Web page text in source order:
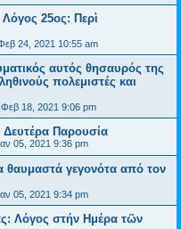
25ος: Περὶ
24, 2021 10:55 am
αυτός θησαυρός της
πολεμιστές και
18, 2021 9:06 pm
Δευτέρα Παρουσία
05, 2021 9:36 pm
θαυμαστά γεγονότα από τον
05, 2021 9:34 pm
Λόγος στήν Ημέρα τῶν